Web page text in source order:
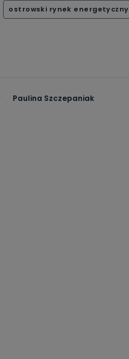
ostrowski rynek energetyczny
Paulina Szczepaniak